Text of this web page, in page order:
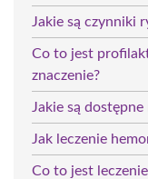
Jakie są czynniki
Co to jest
znaczenie?
Jakie są
Jak leczenie
Co to jest